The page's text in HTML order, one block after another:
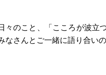
のこと、「こころが波立
さんとご一緒に語り合いの